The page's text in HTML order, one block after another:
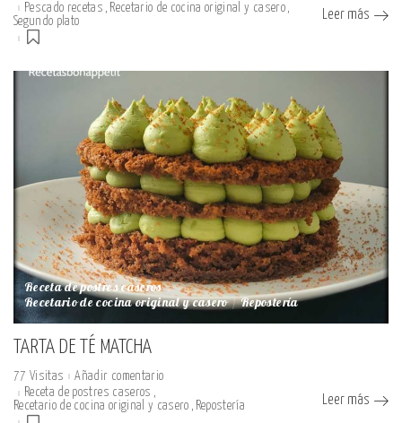
Pescado recetas
Recetario de cocina original y casero
Segundo plato
Leer más
Receta de postres caseros
Recetario de cocina original y casero Repostería
TARTA DE TÉ MATCHA
77 Visitas
Añadir comentario
Receta de postres caseros
Recetario de cocina original y casero
Repostería Leer más